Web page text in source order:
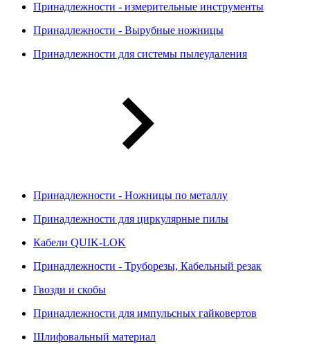
Принадлежности - измерительные инструменты
Принадлежности - Вырубные ножницы
Принадлежности для системы пылеудаления
Принадлежности - Ножницы по металлу
Принадлежности для циркулярные пилы
Кабели QUIK-LOK
Принадлежности - Труборезы, Кабельный резак
Гвозди и скобы
Принадлежности для импульсных гайковертов
Шлифовальный материал